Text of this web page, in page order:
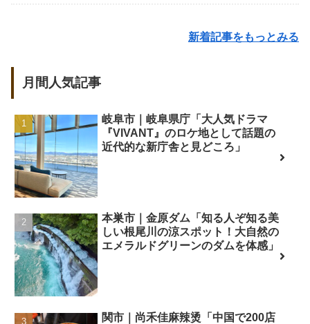
新着記事をもっとみる
月間人気記事
岐阜市｜岐阜県庁「大人気ドラマ
『VIVANT』のロケ地として話題の
近代的な新庁舎と見どころ」
本巣市｜金原ダム「知る人ぞ知る美
しい根尾川の涼スポット！大自然の
エメラルドグリーンのダムを体感」
関市｜尚禾佳麻辣烫「中国で200店